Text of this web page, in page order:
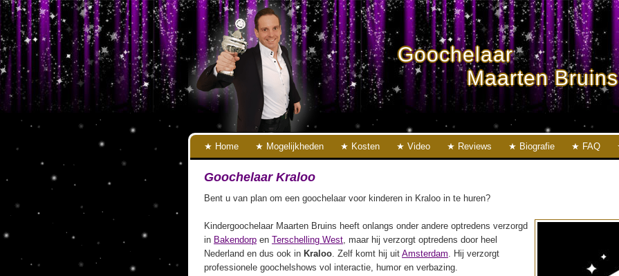
Goochelaar
Maarten Bruins
Home Mogelijkheden Kosten Video Reviews Biografie FAQ
Goochelaar Kraloo
Bent u van plan om een goochelaar voor kinderen in Kraloo in te huren?
Kindergoochelaar Maarten Bruins heeft onlangs onder andere optredens verzorgd
in Bakendorp en Terschelling West, maar hij verzorgt optredens door heel
Nederland en dus ook in Kraloo. Zelf komt hij uit Amsterdam. Hij verzorgt
professionele goochelshows vol interactie, humor en verbazing.